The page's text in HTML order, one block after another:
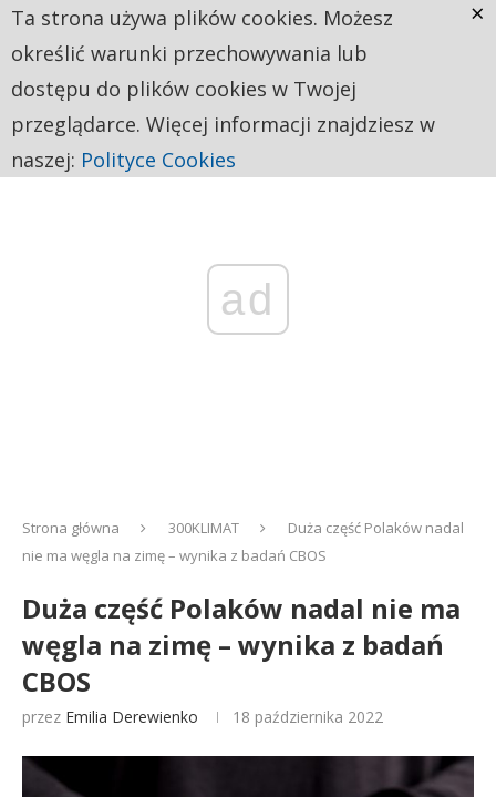
ad
Strona główna 300KLIMAT
Duża część Polaków nadal
nie ma węgla na zimę – wynika z badań CBOS
Duża część Polaków nadal nie ma
węgla na zimę – wynika z badań
CBOS
przez Emilia Derewienko 18 października 2022
Ta strona używa plików cookies. Możesz
określić warunki przechowywania lub
dostępu do plików cookies w Twojej
przeglądarce. Więcej informacji znajdziesz w
naszej: Polityce Cookies
×